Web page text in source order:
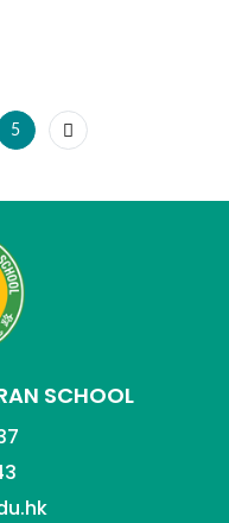
5
SCHOOL